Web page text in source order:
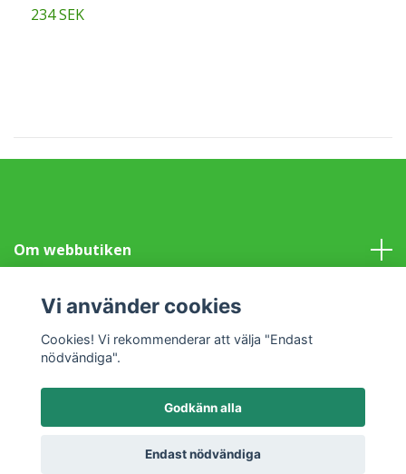
234 SEK
Om webbutiken
Information
Sociala medier
© 2026 Klotet i Lund Fair TradePowered by Quickbutik
Vi använder cookies
Cookies! Vi rekommenderar att välja "Endast
nödvändiga".
Godkänn alla
Endast nödvändiga